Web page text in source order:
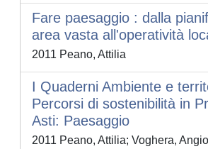
Fare paesaggio : dalla
area vasta all'operatività
2011 Peano, Attilia
I Quaderni Ambiente e
Percorsi di sostenibilità in
Asti: Paesaggio
2011 Peano, Attilia; Voghera,